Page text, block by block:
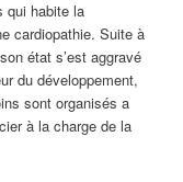
qui habite la
cardiopathie. Suite à
état s’est aggravé
du développement,
sont organisés a
à la charge de la